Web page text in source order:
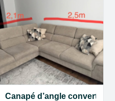
Canapé d’angle convertible